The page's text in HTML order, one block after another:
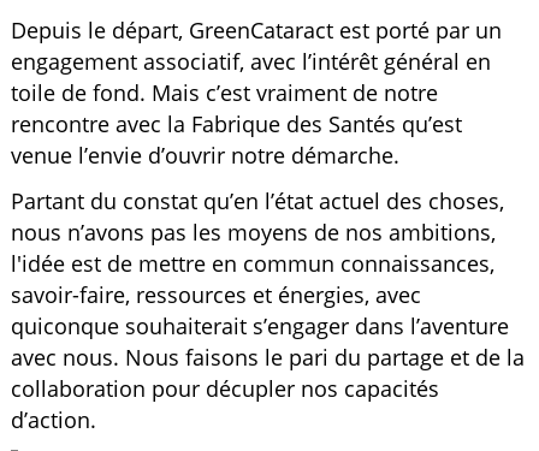
Depuis le départ, GreenCataract est porté par un
engagement associatif, avec l’intérêt général en
toile de fond. Mais c’est vraiment de notre
rencontre avec la Fabrique des Santés qu’est
venue l’envie d’ouvrir notre démarche.
Partant du constat qu’en l’état actuel des choses,
nous n’avons pas les moyens de nos ambitions,
l'idée est de mettre en commun connaissances,
savoir-faire, ressources et énergies, avec
quiconque souhaiterait s’engager dans l’aventure
avec nous. Nous faisons le pari du partage et de la
collaboration pour décupler nos capacités
d’action.